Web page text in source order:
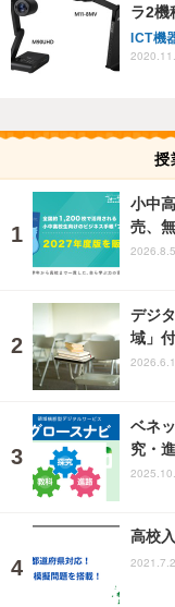
ラ2機
ICT機
授
小中
売、
デジ
域」
ベネ
究・
高校